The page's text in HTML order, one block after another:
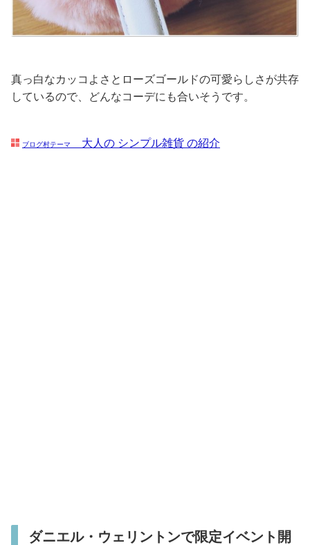
真っ白なカッコよさとローズゴールドの可愛らしさが共存
しているので、どんなコーデにも合いそうです。
ブログ村テーマ 大人の シンプル雑貨 の紹介
ダニエル・ウェリントンで限定イベント開